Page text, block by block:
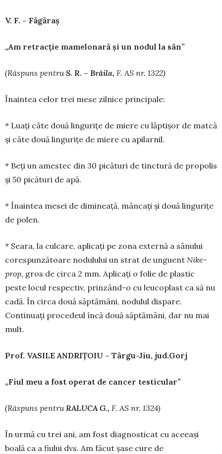
V. F. – Făgăraș
„Am retracţie mamelonară şi un nodul la sân”
(Răspuns pentruS. R. – Brăila, F. AS nr. 1322)
Înaintea celor trei mese zilnice principale:
* Luați câte două lingurițe de miere cu lăptișor de matcă
și câte două lingurițe de miere cu apilarnil.
* Beți un amestec din 30 picături de tinctură de propolis
și 50 picături de apă.
* Înaintea mesei de dimineață, mâncați și două lingurițe
de polen.
* Seara, la culcare, aplicați pe zona externă a sâ­nu­lui
corespunzătoare nodulului un strat de unguent Nike­
prop, gros de circa 2 mm. Aplicați o folie de plastic
peste locul respectiv, prinzând-o cu leucoplast ca să nu
cadă. În circa două săptămâni, nodulul dispare.
Continuați proce­deul încă două săptămâni, dar nu mai
mult.
Prof. VASILE ANDRIȚOIU – Târgu-Jiu, jud.Gorj
„Fiul meu a fost operat de cancer testicular”
(Răspuns pentruRALUCA G., F. AS nr. 1324)
În urmă cu trei ani, am fost diagnosticat cu aceeași
boa­lă ca a fiului dvs. Am făcut șase cure de